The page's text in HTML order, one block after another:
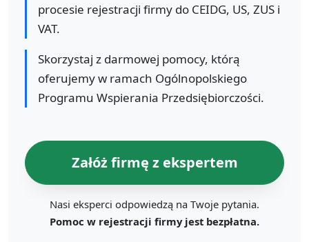
procesie rejestracji firmy do CEIDG, US, ZUS i
VAT.
Skorzystaj z darmowej pomocy, którą
oferujemy w ramach Ogólnopolskiego
Programu Wspierania Przedsiębiorczości.
Załóż firmę z ekspertem
Nasi eksperci odpowiedzą na Twoje pytania.
Pomoc w rejestracji firmy jest bezpłatna.